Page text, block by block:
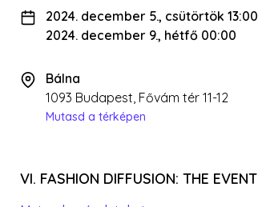
2024. december 5., csütörtök 13:00
2024. december 9., hétfő 00:00
Bálna
1093 Budapest, Fővám tér 11-12
Mutasd a térképen
VI. FASHION DIFFUSION: THE EVENT